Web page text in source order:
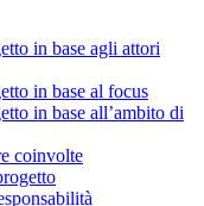
in base agli attori
in base al focus
in base all’ambito di
coinvolte